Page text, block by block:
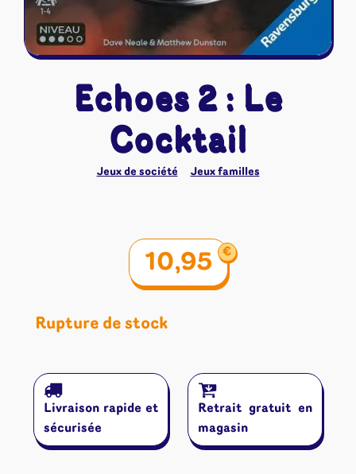
Echoes 2 : Le
Cocktail
Jeux de société Jeux familles
10,95 €
Rupture de stock
Livraison rapide et
sécurisée
Retrait gratuit en
magasin